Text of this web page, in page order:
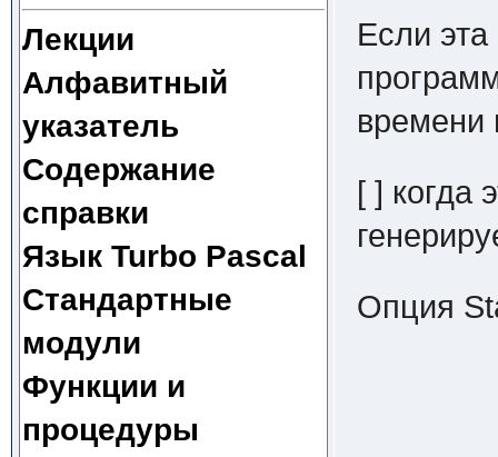
Лекции
Алфавитный
указатель
Содержание
справки
Язык Turbo Pascal
Стандартные
модули
Функции и
процедуры
Если
времени
[ ] когда
Опция